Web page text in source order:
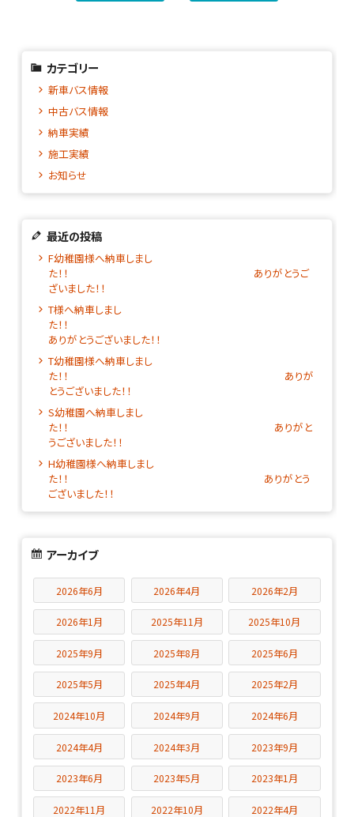
カテゴリー
新車バス情報
中古バス情報
納車実績
施工実績
お知らせ
最近の投稿
F幼稚園様へ納車しまし
た！！ ありがとうご
ざいました！！
T様へ納車しまし
た！
ありがとうございました！！
T幼稚園様へ納車しまし
た！！ ありが
とうございました！！
S幼稚園へ納車しまし
た！！ ありがと
うございました！！
H幼稚園様へ納車しまし
た！！ ありがとう
ございました！！
アーカイブ
2026年6月 2026年4月 2026年2月
2026年1月 2025年11月 2025年10月
2025年9月 2025年8月 2025年6月
2025年5月 2025年4月 2025年2月
2024年10月 2024年9月 2024年6月
2024年4月 2024年3月 2023年9月
2023年6月 2023年5月 2023年1月
2022年11月 2022年10月 2022年4月